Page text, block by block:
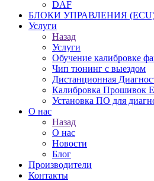
DAF
БЛОКИ УПРАВЛЕНИЯ
Услуги
Назад
Услуги
Обучение калибровке
Чип тюнинг с выездом
Дистанционная
Калибровка Прошивок
Установка ПО для
О нас
Назад
О нас
Новости
Блог
Производители
Контакты